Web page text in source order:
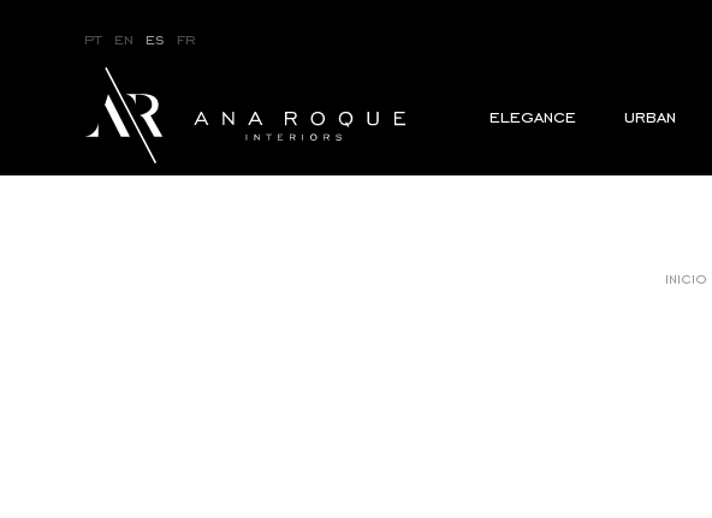
pt en es fr
elegance urban
inicio